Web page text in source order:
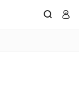
 